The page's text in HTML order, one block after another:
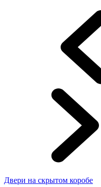
Двери на скрытом коробе